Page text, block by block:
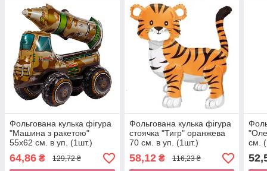
Фольгована кулька фігура
"Машина з ракетою"
55х62 см. в уп. (1шт.)
64,86 ₴ 129,72 ₴
Фольгована кулька фігура
стоячка "Тигр" оранжева
70 см. в уп. (1шт.)
58,12₴ 116,23 ₴
см.